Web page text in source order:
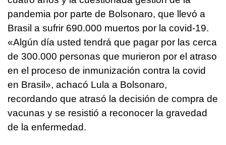
pandemia por parte de Bolsonaro, que llevó a
Brasil a sufrir 690.000 muertos por la covid-19.
«Algún día usted tendrá que pagar por las cerca
de 300.000 personas que murieron por el atraso
en el proceso de inmunización contra la covid
en Brasil», achacó Lula a Bolsonaro,
recordando que atrasó la decisión de compra de
vacunas y se resistió a reconocer la gravedad
de la enfermedad.